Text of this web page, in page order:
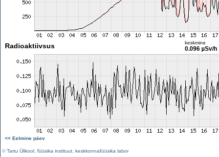
Radioaktiivsus keskmine
0.096 µSv/h
<< Eelmine päev
©Tartu Ülikool füüsika instituut keskkonnafüüsika labor